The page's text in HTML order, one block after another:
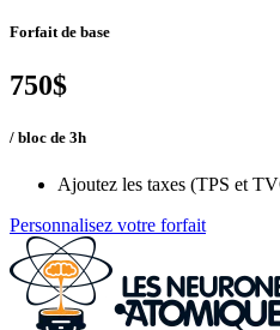
Forfait de base
750$
/ bloc de 3h
Ajoutez les taxes (TPS et
Personnalisez votre forfait